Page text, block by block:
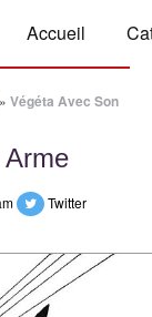
Accueil
» Végéta Avec Son
Twitter